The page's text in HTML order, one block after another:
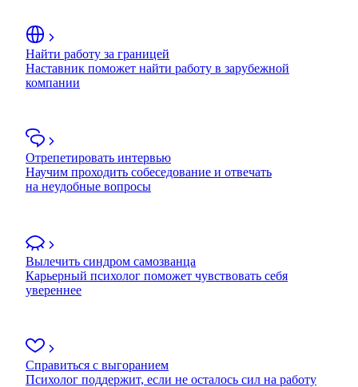
Найти работу за границей
Наставник поможет найти работу в зарубежной
компании
Отрепетировать интервью
Научим проходить собеседование и отвечать
на неудобные вопросы
Вылечить синдром самозванца
Карьерный психолог поможет чувствовать себя
увереннее
Справиться с выгоранием
Психолог поддержит, если не осталось сил на работу